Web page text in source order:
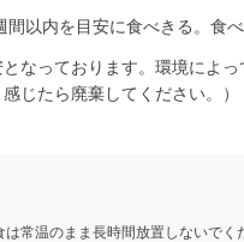
間以内を目安に食べきる。食
となっております。環境によ
じたら廃棄してください。）
は常温のまま長時間放置しないで